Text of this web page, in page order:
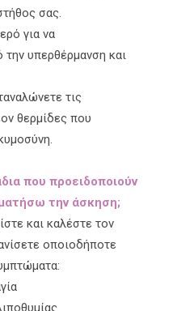
σας.
για να
την υπερθέρμανση και
τις
θερμίδες που
που προειδοποιούν
την άσκηση;
και καλέστε τον
οποιοδήποτε